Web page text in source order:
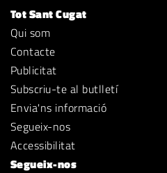
Tot Sant Cugat
Qui som
Contacte
Publicitat
Subscriu-te al butlletí
Envia'ns informació
Segueix-nos
Accessibilitat
Segueix-nos